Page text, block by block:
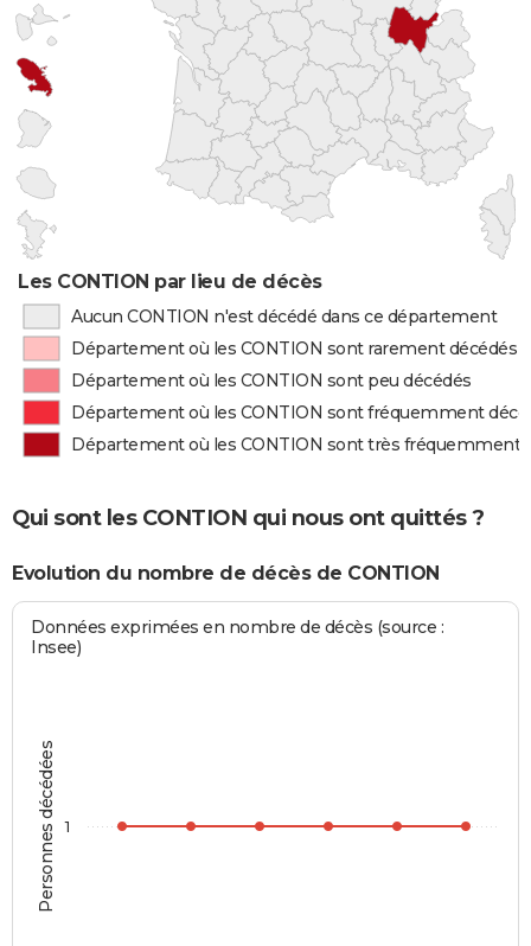
Les CONTION par lieu de décès
Aucun CONTION n'est décédé dans ce département
Département où les CONTION sont rarement décédés
Département où les CONTION sont peu décédés
Département où les CONTION sont fréquemment
Département où les CONTION sont très fréquemment
Qui sont les CONTION qui nous ont quittés ?
Evolution du nombre de décès de CONTION
Personnes décédées
Données exprimées en nombre de décès (source :
Insee)
1